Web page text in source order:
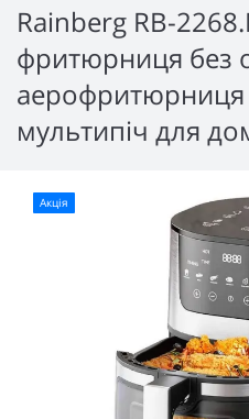
Rainberg RB-
фритюрниця без
аерофритюрниця
мультипіч для
Акція